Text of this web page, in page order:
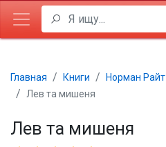
Главная Книги Норман Райт
Лев та мишеня
Лев та мишеня